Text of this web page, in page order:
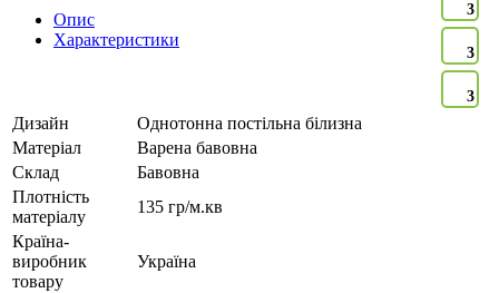
3
3
3
Опис
Характеристики
Дизайн
Однотонна постільна білизна
Матеріал
Варена бавовна
Склад
Бавовна
Плотність
матеріалу
135 гр/м.кв
Країна-
виробник
товару
Україна